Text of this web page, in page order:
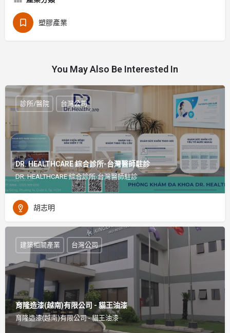
塑膠產業
You May Also Be Interested In
DR. HEALTHCARE 綜合診所-台灣醫師駐診
DR. HEALTHCARE 綜合診所-台灣醫師駐診
診所/醫院 台灣公司
胡志明
育隆造漆(越南)有限公司 - 貓王油漆
育隆造漆(越南)有限公司 - 貓王油漆
建築相關產業 台灣公司